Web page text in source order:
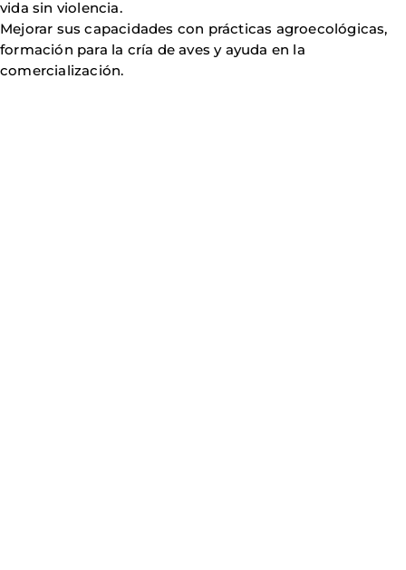
vida sin violencia.
Mejorar sus capacidades con prácticas agroecológicas,
formación para la cría de aves y ayuda en la
comercialización.